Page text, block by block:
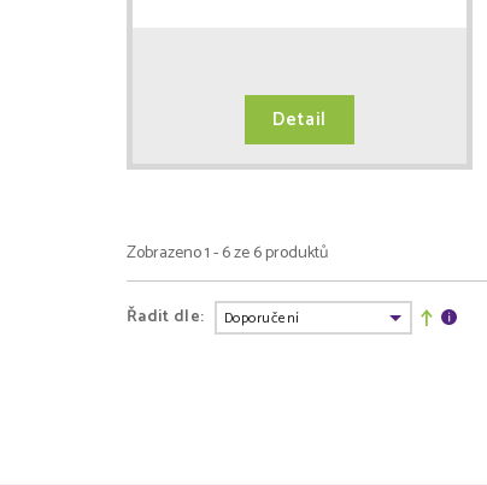
Detail
Zobrazeno 1 - 6 ze 6 produktů
Řadit dle: